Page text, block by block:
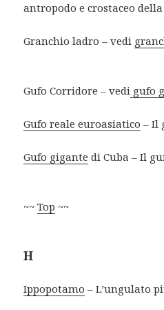
antropodo e crostaceo
Granchio ladro – vedi
Gufo Corridore – vedi gufo
Gufo reale euroasiatico – Il
Gufo gigante di Cuba – Il
~~Top ~~
H
Ippopotamo – L’ungulato